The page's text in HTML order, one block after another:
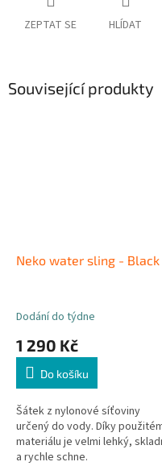
ZEPTAT SE HLÍDAT
Související produkty
Neko water sling - Black
Dodání do týdne
1 290 Kč
Do košíku
Šátek z nylonové síťoviny
určený do vody. Díky
materiálu je velmi lehký,
a rychle schne.